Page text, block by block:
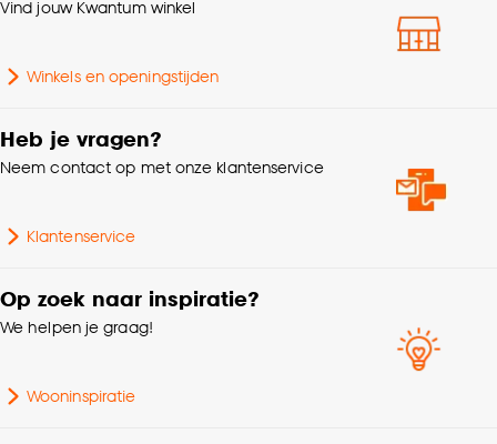
Goed om te weten is dat je deze keuze altijd nog
kan aanpassen, bekijk hiervoor onze
Gewicht 0.756 Kg
buiten
Interieurstijl
Vind jouw Kwantum winkel
Winkels en openingstijden
Heb je vragen?
Neem contact op met onze klantenservice
Klantenservice
Op zoek naar inspiratie?
We helpen je graag!
Wooninspiratie